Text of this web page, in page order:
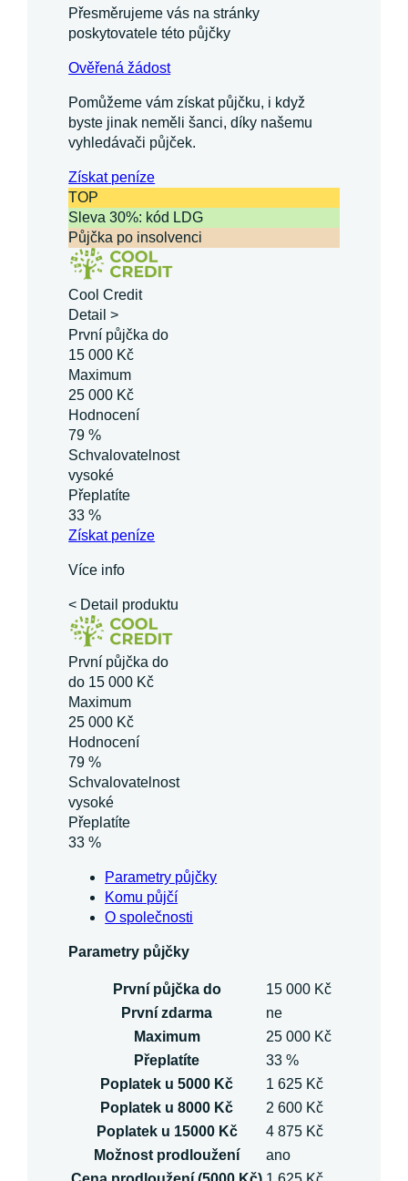
Přesměrujeme vás na stránky
poskytovatele této půjčky
Ověřená žádost
Pomůžeme vám získat půjčku, i když
byste jinak neměli šanci, díky našemu
vyhledávači půjček.
Získatpeníze
TOP
Sleva 30%: kód LDG
Půjčka po insolvenci
Cool Credit
Detail >
První půjčka do
15 000 Kč
Maximum
25 000 Kč
Hodnocení
79 %
Schvalovatelnost
vysoké
Přeplatíte
33 %
Získatpeníze
Více info
< Detail produktu
První půjčka do
do 15 000 Kč
Maximum
25 000 Kč
Hodnocení
79 %
Schvalovatelnost
vysoké
Přeplatíte
33 %
Parametry půjčky
Komu půjčí
O společnosti
Parametry půjčky
První půjčka do
15 000 Kč
První zdarma
ne
Maximum
25 000 Kč
Přeplatíte
33 %
Poplatek u 5000 Kč
1 625 Kč
Poplatek u 8000 Kč
2 600 Kč
Poplatek u 15000 Kč
4 875 Kč
Možnost prodloužení
ano